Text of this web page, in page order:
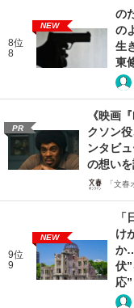
8位
8
NEW
の
の
生
東
PR
《映画
クソン
ンタビ
の想いを
「文
9位
9
NEW
け
か
伏
応”